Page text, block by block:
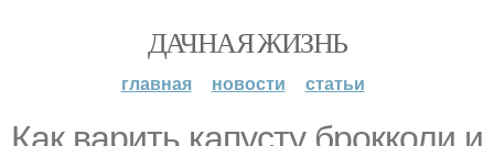
ДАЧНАЯ ЖИЗНЬ
главная новости статьи